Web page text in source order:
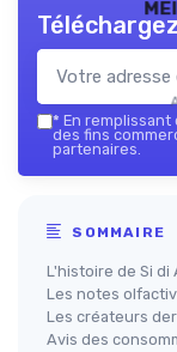
* En remplissant
des fins
partenaires.
SOMMAIRE
L'histoire de Si di
Les notes
Les créateurs
Avis des